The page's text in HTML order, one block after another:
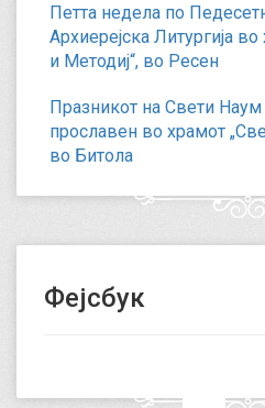
Петта недела по
Архиерејска Литургија
и Методиј“, во Ресен
Празникот на Свети
прославен во храмот
во Битола
Фејсбук